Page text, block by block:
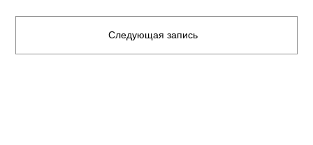
Следующая запись